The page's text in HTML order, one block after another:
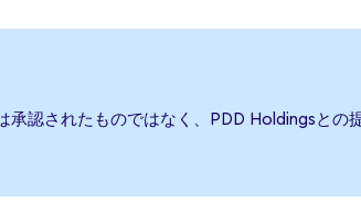
認されたものではなく、PDD Holdingsとの